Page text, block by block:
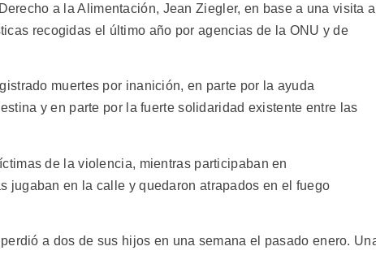
a la Alimentación, Jean Ziegler, en base a una visita a
recogidas el último año por agencias de la ONU y de
muertes por inanición, en parte por la ayuda
y en parte por la fuerte solidaridad existente entre las
de la violencia, mientras participaban en
jugaban en la calle y quedaron atrapados en el fuego
a dos de sus hijos en una semana el pasado enero.